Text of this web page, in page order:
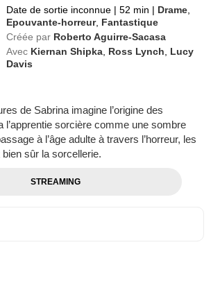
Date de sortie inconnue | 52 min | Drame
Epouvante-horreur, Fantastique
Créée par Roberto Aguirre-Sacasa
Avec Kiernan Shipka Ross Lynch
Lucy
Davis
de Sabrina imagine l’origine des
l’apprentie sorcière comme une sombre
à l’âge adulte à travers l’horreur, les
sûr la sorcellerie.
STREAMING